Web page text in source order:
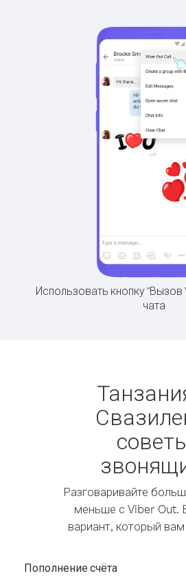
Использовать кнопку
чата
Разговаривайте
меньше с Viber Out.
вариант, который
Пополнение счёта